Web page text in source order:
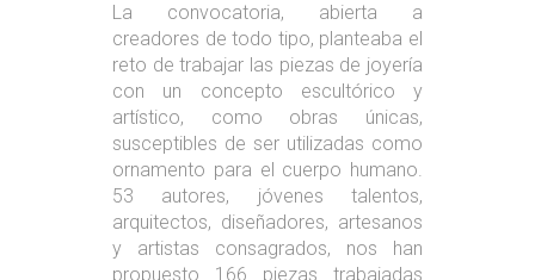
La convocatoria, abierta a
creadores de todo tipo, planteaba el
reto de trabajar las piezas de joyería
con un concepto escultórico y
artístico, como obras únicas,
susceptibles de ser utilizadas como
ornamento para el cuerpo humano.
53 autores, jóvenes talentos,
arquitectos, diseñadores, artesanos
y artistas consagrados, nos han
propuesto 166 piezas trabajadas